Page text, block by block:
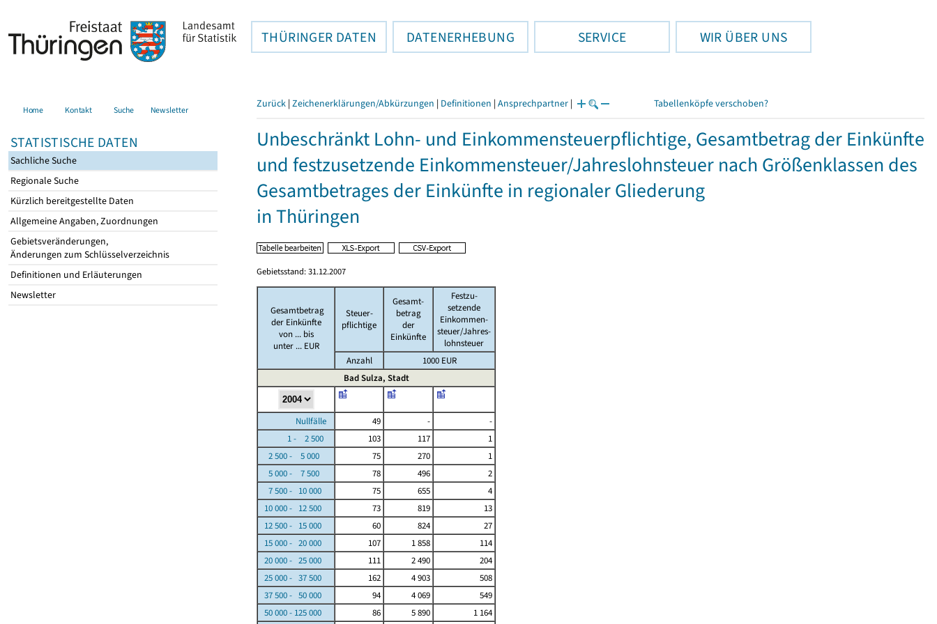
THÜRINGER DATEN DATENERHEBUNG SERVICE WIR ÜBER UNS
Home Kontakt Suche Newsletter
STATISTISCHE DATEN
Sachliche Suche
Regionale Suche
Kürzlich bereitgestellte Daten
Allgemeine Angaben, Zuordnungen
Gebietsveränderungen,
Änderungen zum Schlüsselverzeichnis
Definitionen und Erläuterungen
Newsletter
Zurück | Zeichenerklärungen/Abkürzungen | Definitionen | Ansprechpartner | Tabellenköpfe verschoben?
Unbeschränkt Lohn- und Einkommensteuerpflichtige, Gesamtbetrag der Einkünfte
und festzusetzende Einkommensteuer/Jahreslohnsteuer nach Größenklassen des
Gesamtbetrages der Einkünfte in regionaler Gliederung
in Thüringen
Gebietsstand: 31.12.2007
Gesamtbetrag
der Einkünfte
von ... bis
unter ... EUR
Steuer-
pflichtige
Gesamt-
betrag
der
Einkünfte
Festzu-
setzende
Einkommen-
steuer/Jahres-
lohnsteuer
Anzahl
1000 EUR
Bad Sulza, Stadt
Nullfälle 49 -
-
1 - 2 500
103 117
1
2 500 - 5 000
75 270
1
5 000 - 7 500
78 496
2
7 500 - 10 000
75 655
4
10 000 - 12 500
73 819
13
12 500 - 15 000
60 824
27
15 000 - 20 000
107 1 858
114
20 000 - 25 000
111 2 490
204
25 000 - 37 500
162 4 903
508
37 500 - 50 000
94 4 069
549
50 000 - 125 000
86 5 890 1 164